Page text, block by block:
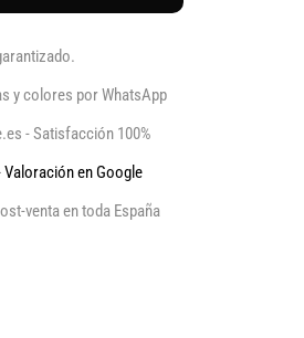
y colores por WhatsApp
- Satisfacción 100%
Valoración en Google
venta en toda España